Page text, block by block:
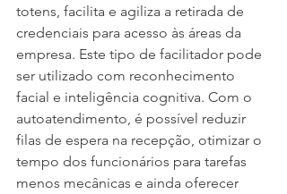
totens, facilita e agiliza a retirada de
credenciais para acesso às áreas da
empresa. Este tipo de facilitador pode
ser utilizado com reconhecimento
facial e inteligência cognitiva. Com o
autoatendimento, é possível reduzir
filas de espera na recepção, otimizar o
tempo dos funcionários para tarefas
menos mecânicas e ainda oferecer